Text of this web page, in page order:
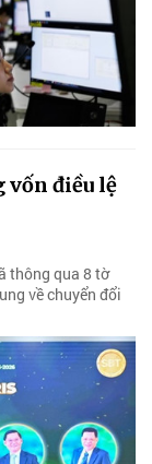
vốn điều lệ
thông qua 8 tờ
về chuyển đổi